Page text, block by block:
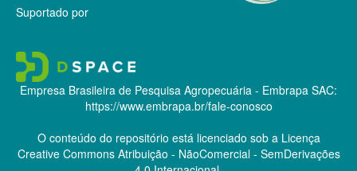
Suportado por
Empresa Brasileira de Pesquisa Agropecuária - Embrapa SAC:
https://www.embrapa.br/fale-conosco
O conteúdo do repositório está licenciado sob a Licença
Creative CommonsAtribuição - NãoComercial - SemDerivações